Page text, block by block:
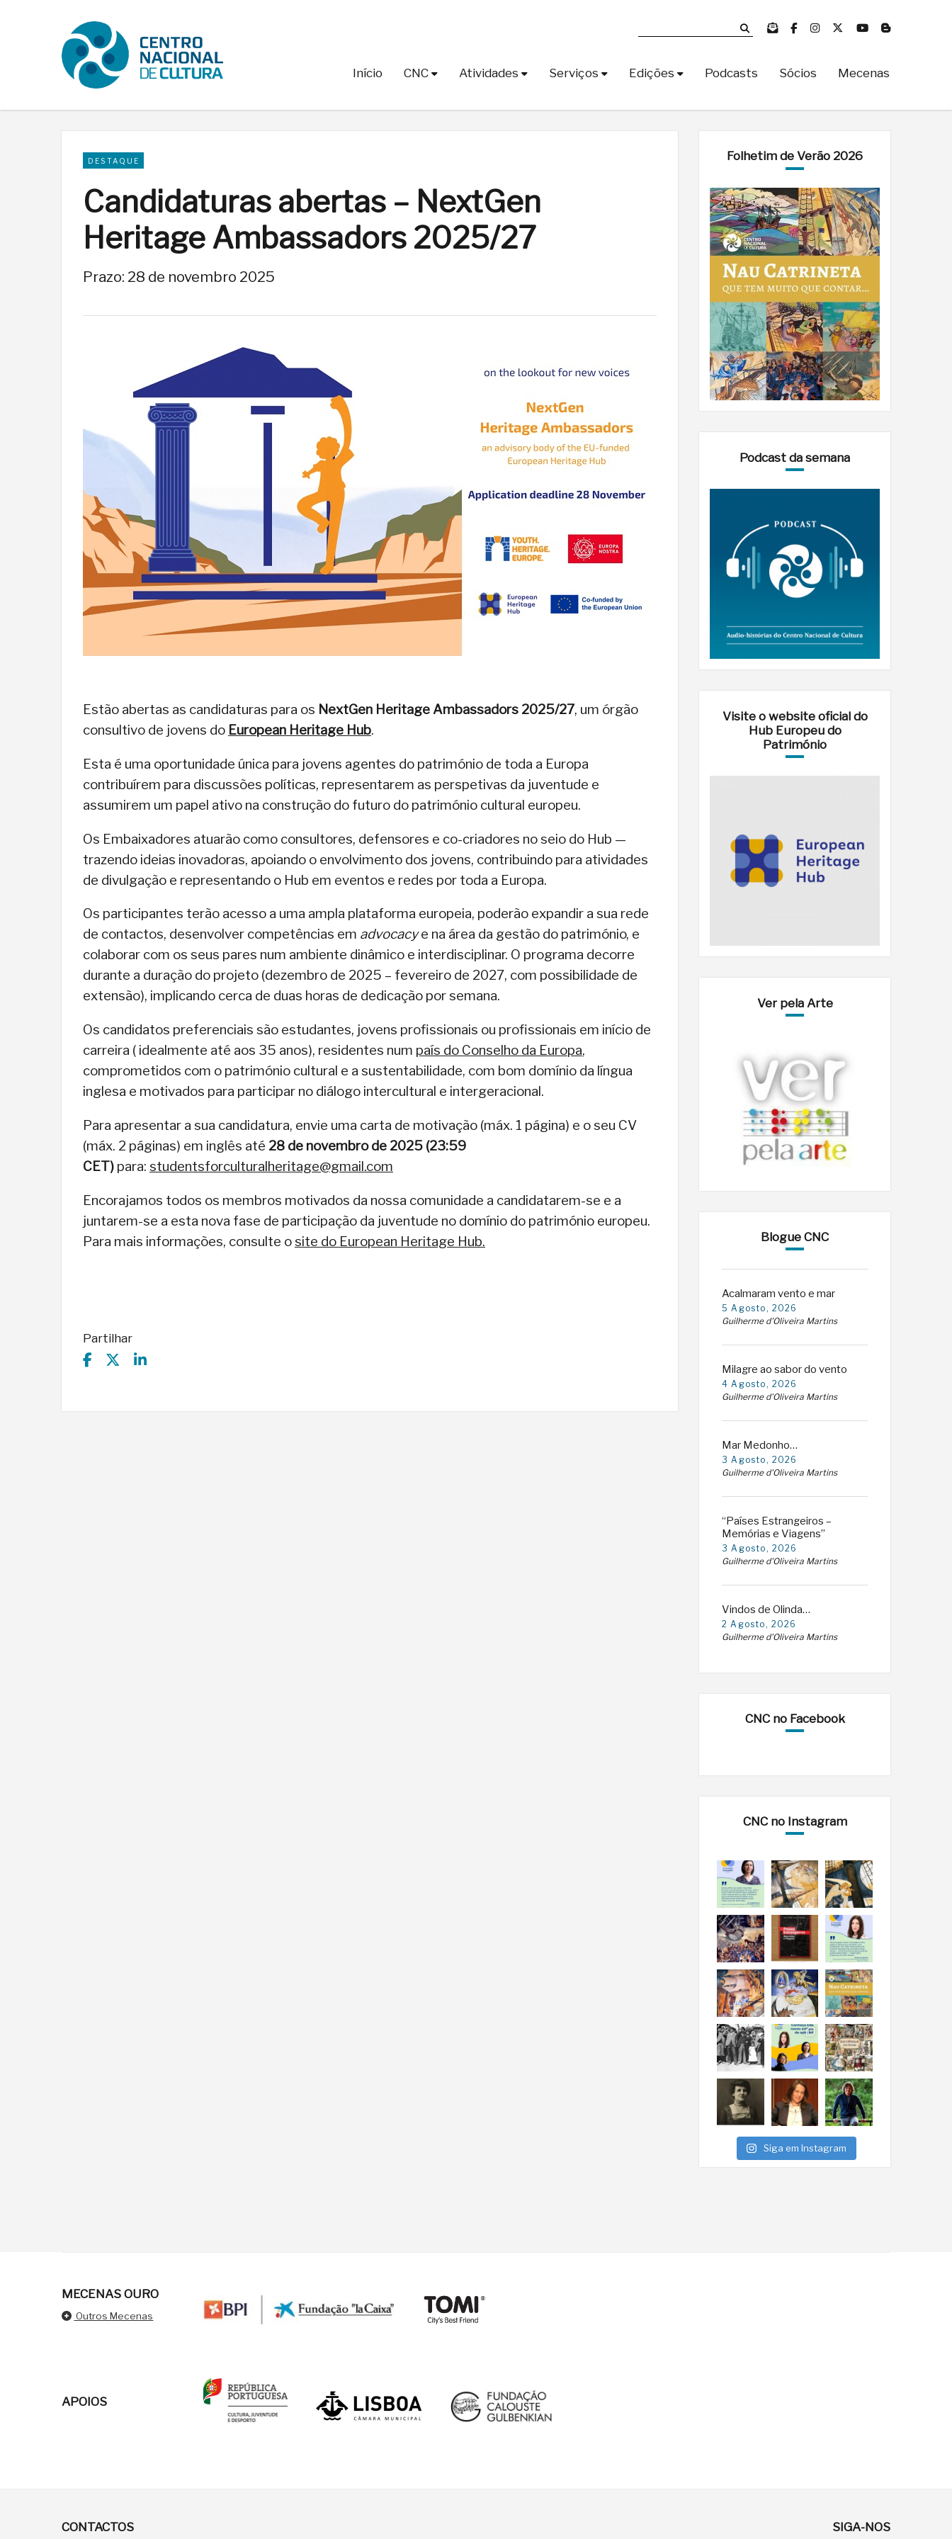
Início CNC Atividades Serviços Edições Podcasts Sócios Mecenas
DESTAQUE
Candidaturas abertas – NextGen
Heritage Ambassadors 2025/27
Prazo: 28 de novembro 2025
Estão abertas as candidaturas para os NextGen Heritage Ambassadors 2025/27, um órgão
consultivo de jovens do European Heritage Hub.
Esta é uma oportunidade única para jovens agentes do património de toda a Europa
contribuírem para discussões políticas, representarem as perspetivas da juventude e
assumirem um papel ativo na construção do futuro do património cultural europeu.
Os Embaixadores atuarão como consultores, defensores e co-criadores no seio do Hub —
trazendo ideias inovadoras, apoiando o envolvimento dos jovens, contribuindo para atividades
de divulgação e representando o Hub em eventos e redes por toda a Europa.
Os participantes terão acesso a uma ampla plataforma europeia, poderão expandir a sua rede
de contactos, desenvolver competências em advocacye na área da gestão do património, e
colaborar com os seus pares num ambiente dinâmico e interdisciplinar. O programa decorre
durante a duração do projeto (dezembro de 2025 – fevereiro de 2027, com possibilidade de
extensão), implicando cerca de duas horas de dedicação por semana.
Os candidatos preferenciais são estudantes, jovens profissionais ou profissionais em início de
carreira ( idealmente até aos 35 anos), residentes num país do Conselho da Europa,
comprometidos com o património cultural e a sustentabilidade, com bom domínio da língua
inglesa e motivados para participar no diálogo intercultural e intergeracional.
Para apresentar a sua candidatura, envie uma carta de motivação (máx. 1 página) e o seu CV
(máx. 2 páginas) em inglês até 28 de novembro de 2025 (23:59
CET) para: studentsforculturalheritage@gmail.com
Encorajamos todos os membros motivados da nossa comunidade a candidatarem-se e a
juntarem-se a esta nova fase de participação da juventude no domínio do património europeu.
Para mais informações, consulte osite do European Heritage Hub.
Partilhar
Folhetim de Verão 2026
Podcast da semana
Visite o website oficial do
Hub Europeu do
Património
Ver pela Arte
Blogue CNC
Acalmaram vento e mar
5 Agosto, 2026
Guilherme d'Oliveira Martins
Milagre ao sabor do vento
4 Agosto, 2026
Guilherme d'Oliveira Martins
Mar Medonho…
3 Agosto, 2026
Guilherme d'Oliveira Martins
“Países Estrangeiros –
Memórias e Viagens”
3 Agosto, 2026
Guilherme d'Oliveira Martins
Vindos de Olinda…
2 Agosto, 2026
Guilherme d'Oliveira Martins
CNC no Facebook
CNC no Instagram
Siga em Instagram
MECENAS OURO
Outros Mecenas
APOIOS
CONTACTOS SIGA-NOS